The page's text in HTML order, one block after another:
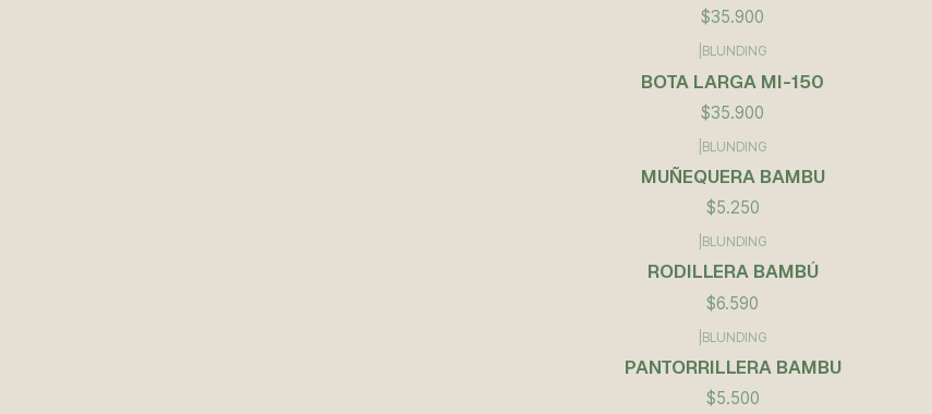
$35.900
BLUNDING
BOTA LARGA MI-150
$35.900
BLUNDING
MUÑEQUERA BAMBU
$5.250
BLUNDING
RODILLERA BAMBÚ
$6.590
BLUNDING
PANTORRILLERA BAMBU
$5.500